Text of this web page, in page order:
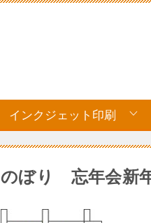
インクジェット印刷
のぼり 忘年会新